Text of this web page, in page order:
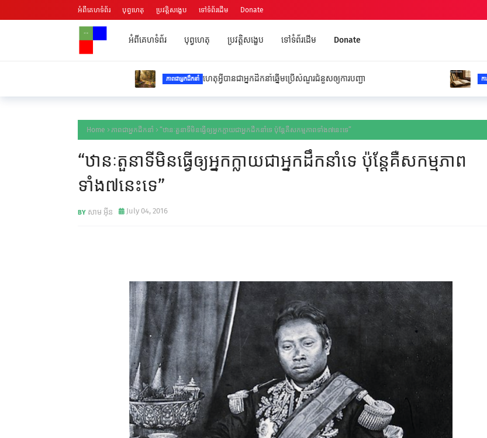
អំពីគេហទំព័រ បុព្វហេតុ ប្រវត្តិសង្ខេប ទៅទំព័រដើម Donate
អំពីគេហទំព័រ បុព្វហេតុ ប្រវត្តិសង្ខេប ទៅទំព័រដើម Donate
ភាពជាអ្នកដឹកនាំ ហេតុអ្វីបានជាអ្នកដឹកនាំឆ្នើមប្រើសំណួរជំនួសឲ្យការបញ្ជា ការអភិវឌ្ឍខ្លួន ការវិនិយ
Home ភាពជាអ្នកដឹកនាំ “ឋានៈតួនាទីមិនធ្វើឲ្យអ្នកក្លាយជាអ្នកដឹកនាំទេ ប៉ុន្តែគឺសកម្មភាពទាំង៧នេះទេ”
“ឋានៈតួនាទីមិនធ្វើឲ្យអ្នកក្លាយជាអ្នកដឹកនាំទេ ប៉ុន្តែគឺសកម្មភាព
ទាំង៧នេះទេ”
សាម អ៊ីន July 04, 2016